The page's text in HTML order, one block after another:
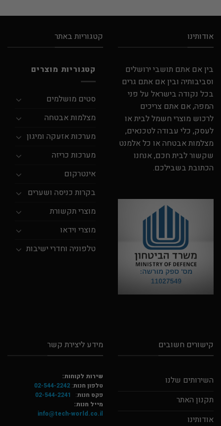
אודותינו
בין אם אתם תושבי ירושלים
וסביבותיה ובין אם אתם גרים
בכל נקודה בישראל על פני
המפה, אם אתם צריכים
לרכוש מוצרי חשמל לבית או
לעסק, כלי עבודה לטכנאים,
מצלמות אבטחה או כל אלמנט
שקשור לבית חכם, אנחנו
הכתובת בשבילכם.
קטגוריות באתר
קטגוריות מוצרים
סטים מושלמים
מצלמות אבטחה
מערכות אזעקה ומיגון
מערכות כריזה
אינטרקום
בקרות כניסה ושערים
מוצרי תקשורת
מוצרי וידאו
טלפוניה וחדרי ישיבות
קישורים חשובים
השירותים שלנו
תקנון האתר
אודותינו
מידע ליצירת קשר
שירות לקוחות:
טלפון חנות:
02-544-2242
פקס חנות:
02-544-2241
מייל חנות:
info@tech-world.co.il